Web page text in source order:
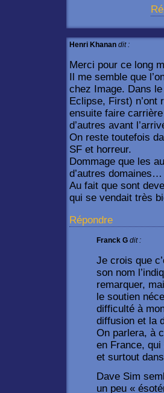
Henri Khanan dit :
Merci pour ce long
Il me semble que
chez Image. Dans
Eclipse, First) n’ont
ensuite faire
d’autres avant
On reste toutefois
SF et horreur.
Dommage que les
d’autres domaines…
Au fait que sont
qui se vendait très
Répondre
Franck G dit :
Je crois que
son nom
remarquer,
le soutien
difficulté à
diffusion et la
On parlera, à
en France,
et surtout
Dave Sim
un peu «